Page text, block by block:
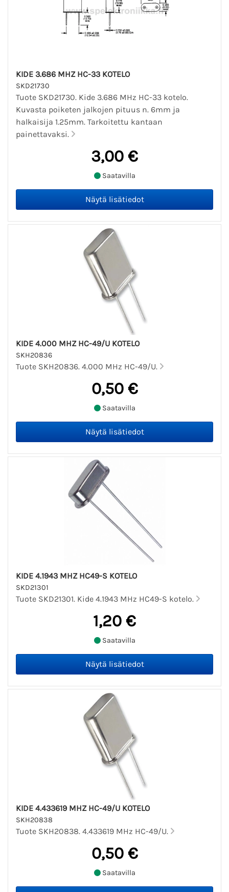
KIDE 3.686 MHZ HC-33 KOTELO
SKD21730
Tuote SKD21730. Kide 3.686 MHz HC-33 kotelo.
Kuvasta poiketen jalkojen pituus n. 6mm ja
halkaisija 1.25mm. Tarkoitettu kantaan
painettavaksi.
3,00 €
Saatavilla
KIDE 4.000 MHZ HC-49/U KOTELO
SKH20836
Tuote SKH20836. 4.000 MHz HC-49/U.
0,50 €
Saatavilla
KIDE 4.1943 MHZ HC49-S KOTELO
SKD21301
Tuote SKD21301. Kide 4.1943 MHz HC49-S kotelo.
1,20 €
Saatavilla
KIDE 4.433619 MHZ HC-49/U KOTELO
SKH20838
Tuote SKH20838. 4.433619 MHz HC-49/U.
0,50 €
Saatavilla